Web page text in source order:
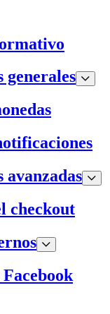
generales
avanzadas
checkout